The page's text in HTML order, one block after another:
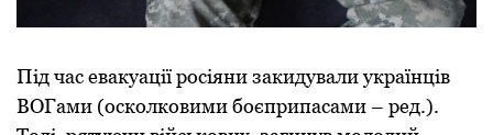
Під час евакуації росіяни закидували українців
ВОГами (осколковими боєприпасами – ред.).